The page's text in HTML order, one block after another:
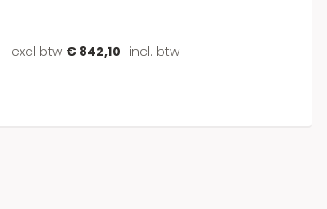
excl btw € 842,10 incl. btw